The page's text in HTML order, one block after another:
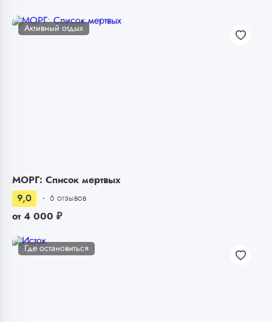
Активный отдых
МОРГ: Список мертвых
9,0
6 отзывов
от 4 000 ₽
Где остановиться